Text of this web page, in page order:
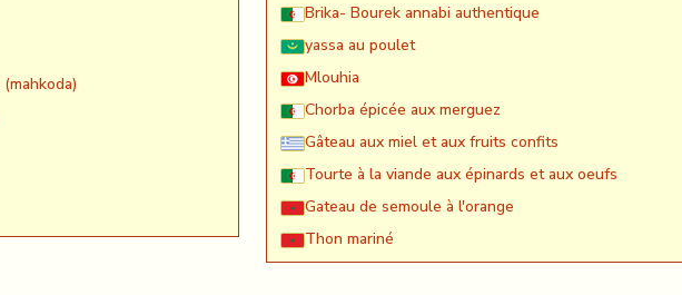
Brika- Bourek annabi authentique
yassa au poulet
Mlouhia
Chorba épicée aux merguez
Gâteau aux miel et aux fruits confits
Tourte à la viande aux épinards et aux oeufs
Gateau de semoule à l'orange
Thon mariné